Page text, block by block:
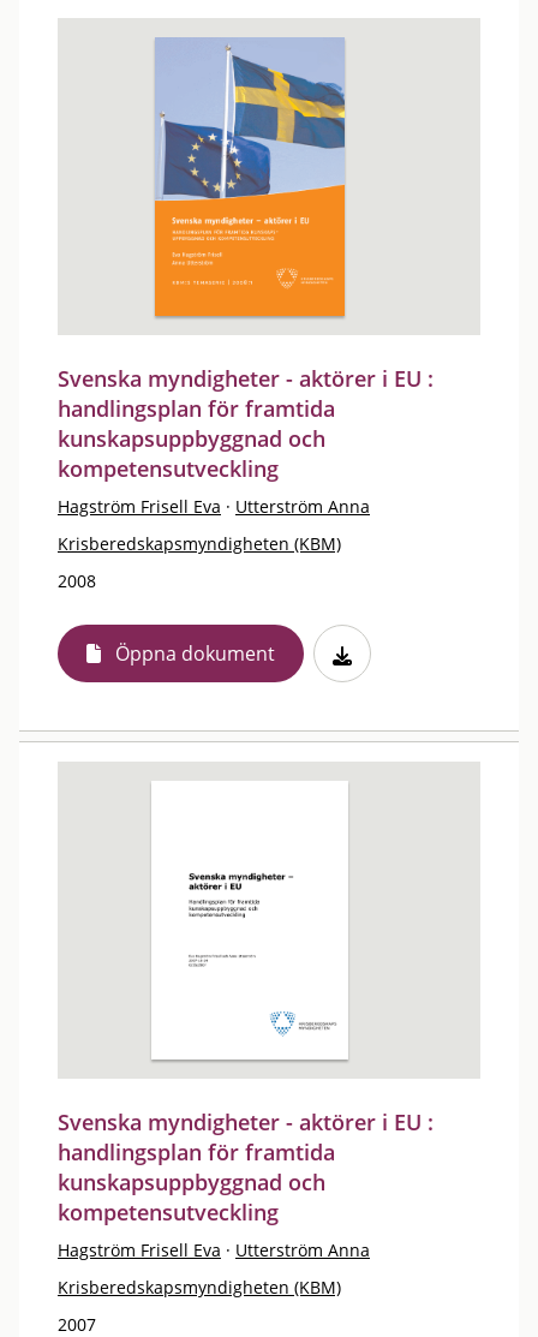
Svenska myndigheter - aktörer i EU :
handlingsplan för framtida
kunskapsuppbyggnad och
kompetensutveckling
Hagström Frisell Eva · Utterström Anna
Krisberedskapsmyndigheten (KBM)
2008
Öppna dokument
Svenska myndigheter - aktörer i EU :
handlingsplan för framtida
kunskapsuppbyggnad och
kompetensutveckling
Hagström Frisell Eva · Utterström Anna
Krisberedskapsmyndigheten (KBM)
2007